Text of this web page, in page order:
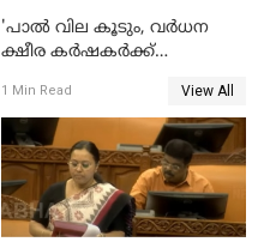
'പാൽ വില കൂടും, വർധന
ക്ഷീര കർഷകർക്ക്
ജെ ചിഞ്ചുറാണി
1 Min Read View All